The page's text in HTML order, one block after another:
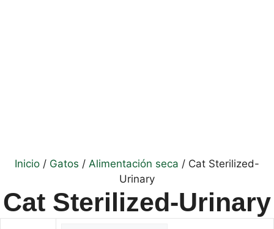
Inicio / Gatos / Alimentación seca / Cat Sterilized-
Urinary
Cat Sterilized-Urinary